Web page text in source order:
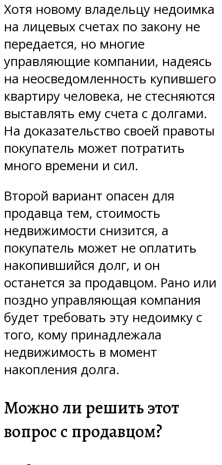
Хотя новому владельцу недоимка
на лицевых счетах по закону не
передается, но многие
управляющие компании, надеясь
на неосведомленность купившего
квартиру человека, не стесняются
выставлять ему счета с долгами.
На доказательство своей правоты
покупатель может потратить
много времени и сил.
Второй вариант опасен для
продавца тем, стоимость
недвижимости снизится, а
покупатель может не оплатить
накопившийся долг, и он
останется за продавцом. Рано или
поздно управляющая компания
будет требовать эту недоимку с
того, кому принадлежала
недвижимость в момент
накопления долга.
Можно ли решить этот
вопрос с продавцом?